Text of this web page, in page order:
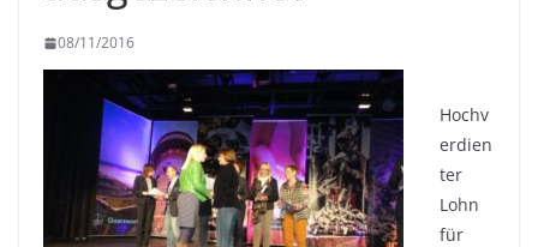
08/11/2016
Hochv
erdien
ter
Lohn
für